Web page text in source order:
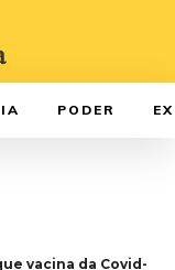
PODER
vacina da Covid-